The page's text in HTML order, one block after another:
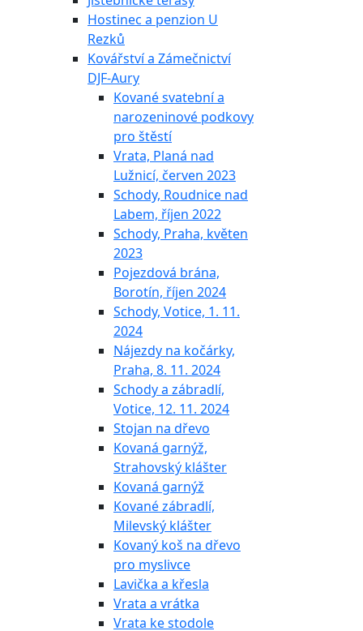
Hostinec a penzion U
Rezků
Kovářství a Zámečnictví
DJF-Aury
Kované svatební a
narozeninové podkovy
pro štěstí
Vrata, Planá nad
Lužnicí, červen 2023
Schody, Roudnice nad
Labem, říjen 2022
Schody, Praha, květen
2023
Pojezdová brána,
Borotín, říjen 2024
Schody, Votice, 1. 11.
2024
Nájezdy na kočárky,
Praha, 8. 11. 2024
Schody a zábradlí,
Votice, 12. 11. 2024
Stojan na dřevo
Kovaná garnýž,
Strahovský klášter
Kovaná garnýž
Kované zábradlí,
Milevský klášter
Kovaný koš na dřevo
pro myslivce
Lavička a křesla
Vrata a vrátka
Vrata ke stodole